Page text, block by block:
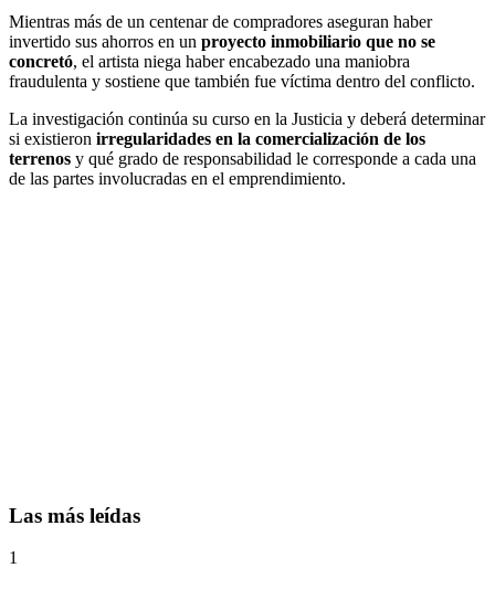
Mientras más de un centenar de compradores aseguran haber
invertido sus ahorros en un proyecto inmobiliario que no se
concretó, el artista niega haber encabezado una maniobra
fraudulenta y sostiene que también fue víctima dentro del conflicto.
La investigación continúa su curso en la Justicia y deberá determinar
si existieron irregularidades en la comercialización de los
terrenos y qué grado de responsabilidad le corresponde a cada una
de las partes involucradas en el emprendimiento.
Las más leídas
1